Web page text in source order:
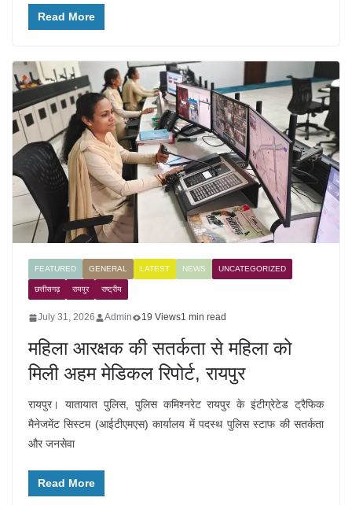
Read More
FEATURED GENERAL LATEST NEWS UNCATEGORIZED
छत्तीसगढ़ रायपुर राष्ट्रीय
July 31, 2026 Admin 19 Views1 min read
महिला आरक्षक की सतर्कता से महिला को
मिली अहम मेडिकल रिपोर्ट, रायपुर
रायपुर। यातायात पुलिस, पुलिस कमिश्नरेट रायपुर के इंटीग्रेटेड ट्रैफिक
मैनेजमेंट सिस्टम (आईटीएमएस) कार्यालय में पदस्थ पुलिस स्टाफ की सतर्कता
और जनसेवा
Read More